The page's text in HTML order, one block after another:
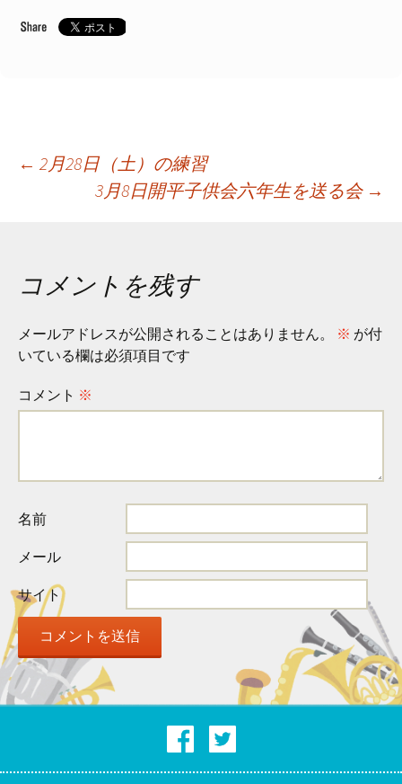
投
ナ
ビ
ゲ
シ
ョ
ン
← 2月28日（土）の練習
3月8日開平子供会六年生を送る会 →
コメントを残す
メールアドレスが公開されることはありません。 ※ が付
いている欄は必須項目です
コメント ※
名前
メール
サイト